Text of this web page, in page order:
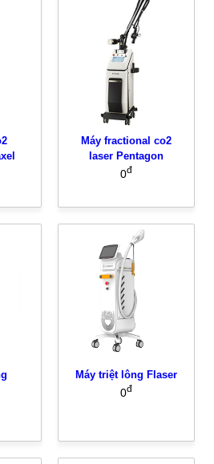
Máy fractional co2
laser Pentagon
0đ
Máy triệt lông Flaser
0đ